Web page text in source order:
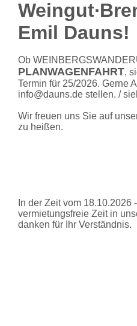
Emil Dauns!
Ob
PLANWAGENFAHRT,
Termin für 25/2026. Gerne
info@dauns.de stellen. /
Wir freuen uns Sie auf
zu heißen.
In der Zeit vom 18.10.2026
vermietungsfreie Zeit in
danken für Ihr Verständnis.